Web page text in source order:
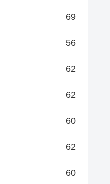
69
56
62
62
60
62
60